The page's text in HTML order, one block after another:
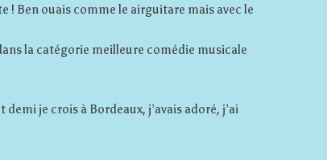
! Ben ouais comme le airguitare mais avec le
la catégorie meilleure comédie musicale
demi je crois à Bordeaux, j’avais adoré, j’ai